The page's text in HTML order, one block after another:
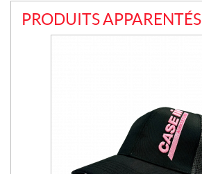
PRODUITS APPARENTÉS